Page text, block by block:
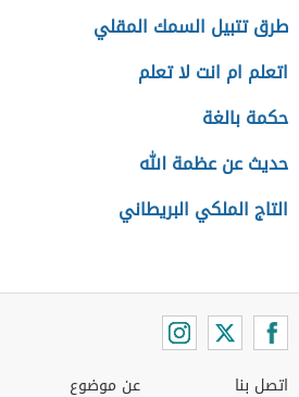
طرق تتبيل السمك المقلي
اتعلم ام انت لا تعلم
حكمة بالغة
حديث عن عظمة الله
التاج الملكي البريطاني
اتصل بنا عن موضوع